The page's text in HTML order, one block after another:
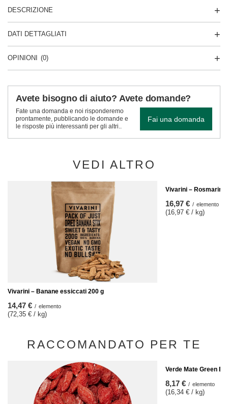
DESCRIZIONE
DATI DETTAGLIATI
OPINIONI (0)
Avete bisogno di aiuto? Avete domande?
Fate una domanda e noi risponderemo
prontamente, pubblicando le domande e
le risposte più interessanti per gli altri..
Fai una domanda
VEDI ALTRO
Vivarini – Banane essiccati 200 g
14,47 € / elemento
(72,35 € / kg)
Vivarini – Rosmarino
16,97 € / elemento
(16,97 € / kg)
RACCOMANDATO PER TE
Verde Mate Green
8,17 € / elemento
(16,34 € / kg)